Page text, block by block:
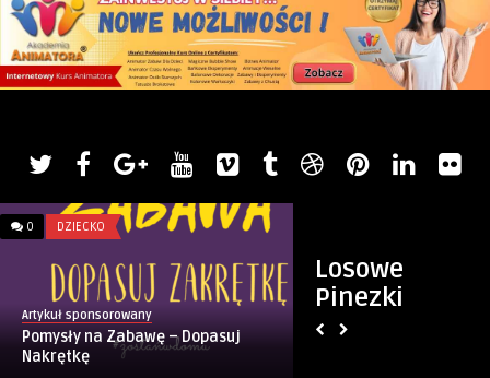
Losowe
Pinezki
0 DZIECKO
Artykuł sponsorowany
Pomysły na Zabawę – Dopasuj
Nakrętkę